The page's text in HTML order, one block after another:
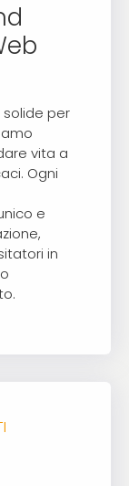
per
vita a
Ogni
e
in